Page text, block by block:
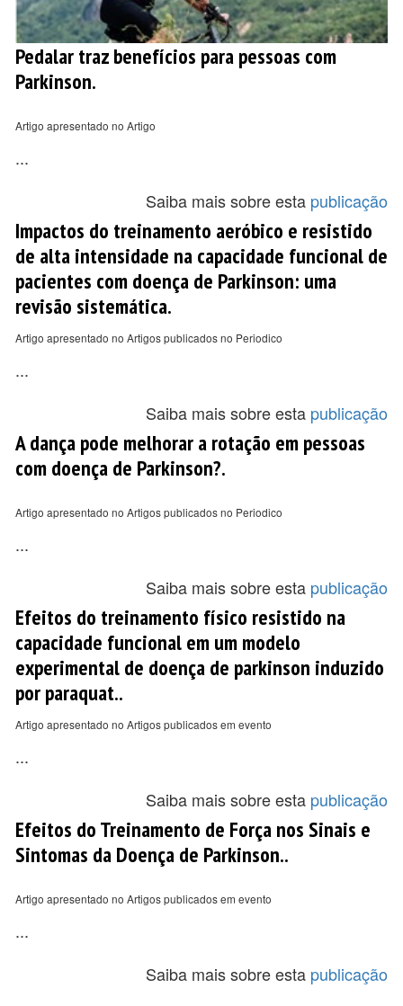
Pedalar traz benefícios para pessoas com
Parkinson.
Artigo apresentado no Artigo
...
Saiba mais sobre esta publicação
Impactos do treinamento aeróbico e resistido
de alta intensidade na capacidade funcional de
pacientes com doença de Parkinson: uma
revisão sistemática.
Artigo apresentado no Artigos publicados no Periodico
...
Saiba mais sobre esta publicação
A dança pode melhorar a rotação em pessoas
com doença de Parkinson?.
Artigo apresentado no Artigos publicados no Periodico
...
Saiba mais sobre esta publicação
Efeitos do treinamento físico resistido na
capacidade funcional em um modelo
experimental de doença de parkinson induzido
por paraquat..
Artigo apresentado no Artigos publicados em evento
...
Saiba mais sobre esta publicação
Efeitos do Treinamento de Força nos Sinais e
Sintomas da Doença de Parkinson..
Artigo apresentado no Artigos publicados em evento
...
Saiba mais sobre esta publicação